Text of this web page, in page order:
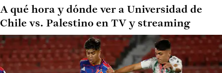
A qué hora y dónde ver a Universidad de
Chile vs. Palestino en TV y streaming